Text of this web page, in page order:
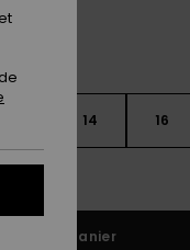
14 16
au panier